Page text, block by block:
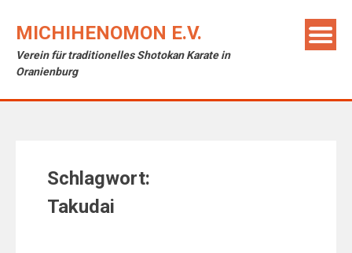
MICHIHENOMON E.V.
Verein für traditionelles Shotokan Karate in
Oranienburg
Schlagwort:
Takudai